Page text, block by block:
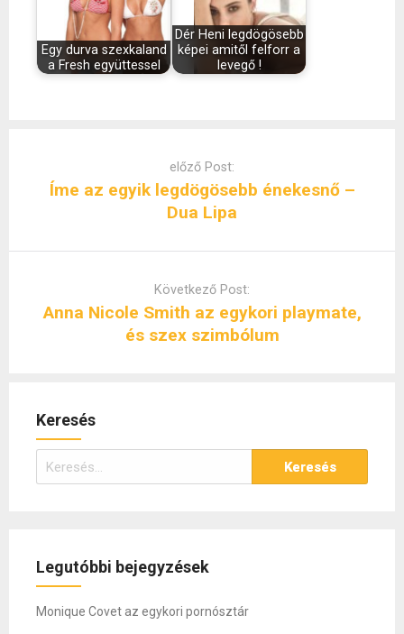
Egy durva szexkaland
a Fresh együttessel
Dér Heni legdögösebb
képei amitől felforr a
levegő !
előző Post:
Íme az egyik legdögösebb énekesnő –
Dua Lipa
Következő Post:
Anna Nicole Smith az egykori playmate,
és szex szimbólum
Keresés
Keresés:
Legutóbbi bejegyzések
Monique Covet az egykori pornósztár